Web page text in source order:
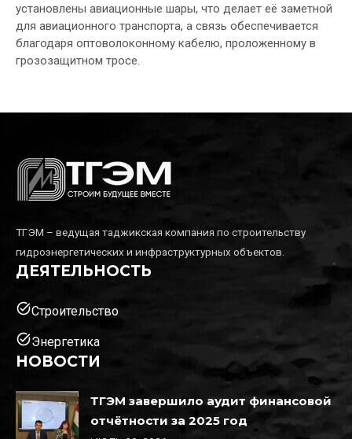
установлены авиационные шары, что делает её заметной
для авиационного транспорта, а связь обеспечивается
благодаря оптоволоконному кабелю, проложенному в
грозозащитном тросе.
НОВОСТИ
ТГЭМ завершило аудит финансовой
отчётности за 2025 год
ДЕЯТЕЛЬНОСТЬ
task_altСтроительство
task_altЭнергетика
ТГЭМ – ведущая таджикская компания по строительству
гидроэнергетических и инфраструктурных объектов.